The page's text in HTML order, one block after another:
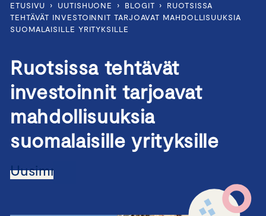
ETUSIVU › UUTISHUONE › BLOGIT ›
RUOTSISSA
TEHTÄVÄT INVESTOINNIT TARJOAVAT MAHDOLLISUUKSIA
SUOMALAISILLE YRITYKSILLE
Ruotsissa tehtävät
investoinnit tarjoavat
mahdollisuuksia
suomalaisille yrityksille
Uusimmat